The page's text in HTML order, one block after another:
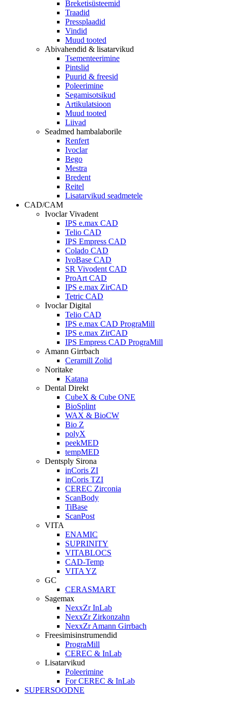
Breketisüsteemid
Traadid
Pressplaadid
Vindid
Muud tooted
Abivahendid & lisatarvikud
Tsementeerimine
Pintslid
Puurid & freesid
Poleerimine
Segamisotsikud
Artikulatsioon
Muud tooted
Liivad
Seadmed hambalaborile
Renfert
Ivoclar
Bego
Mestra
Bredent
Reitel
Lisatarvikud seadmetele
CAD/CAM
Ivoclar Vivadent
IPS e.max CAD
Telio CAD
IPS Empress CAD
Colado CAD
IvoBase CAD
SR Vivodent CAD
ProArt CAD
IPS e.max ZirCAD
Tetric CAD
Ivoclar Digital
Telio CAD
IPS e.max CAD PrograMill
IPS e.max ZirCAD
IPS Empress CAD PrograMill
Amann Girrbach
Ceramill Zolid
Noritake
Katana
Dental Direkt
CubeX & Cube ONE
BioSplint
WAX & BioCW
Bio Z
polyX
peekMED
tempMED
Dentsply Sirona
inCoris ZI
inCoris TZI
CEREC Zirconia
ScanBody
TiBase
ScanPost
VITA
ENAMIC
SUPRINITY
VITABLOCS
CAD-Temp
VITA YZ
GC
CERASMART
Sagemax
NexxZr InLab
NexxZr Zirkonzahn
NexxZr Amann Girrbach
Freesimisinstrumendid
PrograMill
CEREC & InLab
Lisatarvikud
Poleerimine
For CEREC & InLab
SUPERSOODNE